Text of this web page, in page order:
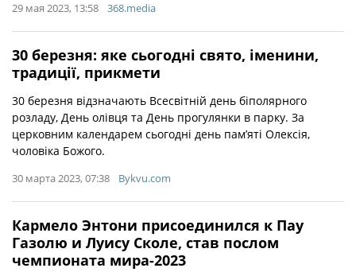
29 мая 2023, 13:58 368.media
30 березня: яке сьогодні свято, іменини,
традиції, прикмети
30 березня відзначають Всесвітній день біполярного
розладу, День олівця та День прогулянки в парку. За
церковним календарем сьогодні день пам’яті Олексія,
чоловіка Божого.
30 марта 2023, 07:38 Bykvu.com
Кармело Энтони присоединился к Пау
Газолю и Луису Сколе, став послом
чемпионата мира-2023